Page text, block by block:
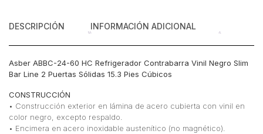
Pies
DESCRIPCIÓN INFORMACIÓN ADICIONAL
Asber ABBC-24-60 HC Refrigerador Contrabarra Vinil Negro Slim
Bar Line 2 Puertas Sólidas 15.3 Pies Cúbicos
CONSTRUCCIÓN
• Construcción exterior en lámina de acero cubierta con vinil en
color negro, excepto respaldo.
• Encimera en acero inoxidable austenítico (no magnético).